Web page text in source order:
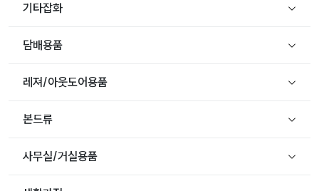
기타잡화
담배용품
레져/아웃도어용품
본드류
사무실/거실용품